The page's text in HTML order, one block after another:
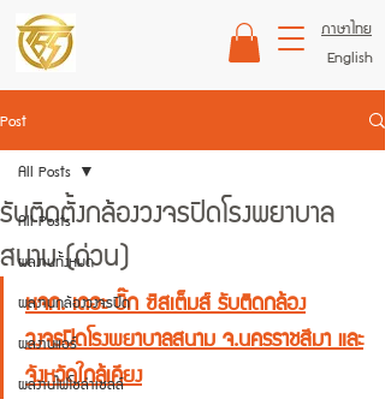
ภาษาไทย
English
Post
All Posts
ผลงานทั้งหมด
ผลงานกล้องวงจรปิด
ผลงานแอร์
ผลงานไฟโซล่าเซลล์
All Posts
รับติดตั้งกล้องวงจรปิดโรงพยาบาล
สนาม (ด่วน)
หจก. เดอะ บิ๊ก ซิสเต็มส์ รับติดกล้อง
วงจรปิดโรงพยาบาลสนาม จ.นครราชสีมา และ
จังหวัดใกล้เคียง